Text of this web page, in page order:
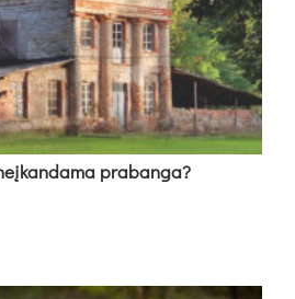
pra­ban­ga?